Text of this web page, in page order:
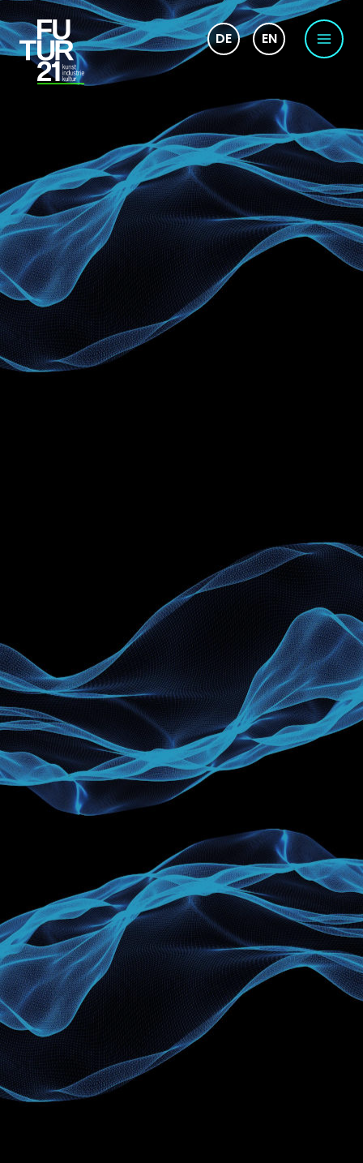
DE EN